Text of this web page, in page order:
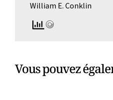
William E. Conklin
Vous pouvez